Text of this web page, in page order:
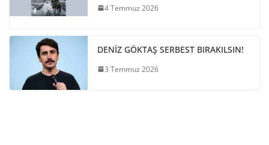
4 Temmuz 2026
DENİZ GÖKTAŞ SERBEST BIRAKILSIN!
3 Temmuz 2026